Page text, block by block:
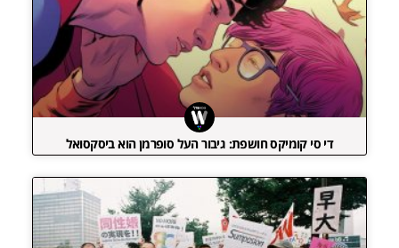
די סי קומיקס חושפת: גיבור העל סופרמן הוא ביסקסואל